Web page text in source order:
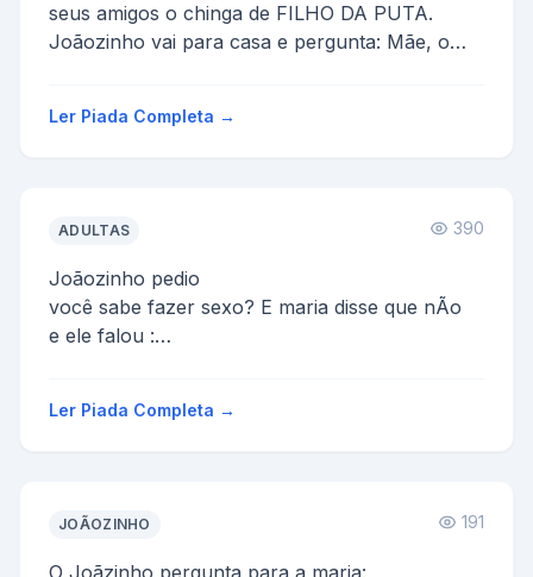
seus amigos o chinga de FILHO DA PUTA.
Joãozinho vai para casa e pergunta: Mãe, o
Ler Piada Completa →
ADULTAS 390
Joãozinho pedio
você sabe fazer sexo? E maria disse que nÃo
e ele falou :
e maria perguntou, e agora oque e...
Ler Piada Completa →
JOÃOZINHO 191
O Joãzinho pergunta para a maria: